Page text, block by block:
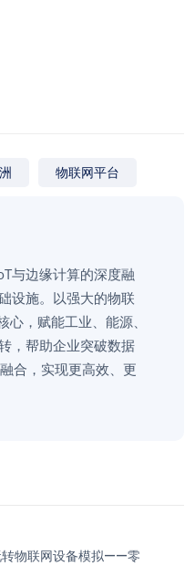
物联网平台
与边缘计算的深度融
设施。以强大的物联
，赋能工业、能源、
，帮助企业突破数据
合，实现更高效、更
物联网设备模拟——零